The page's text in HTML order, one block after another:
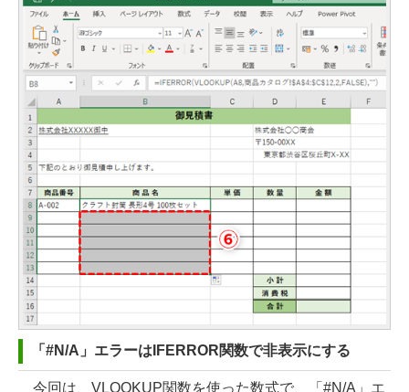
「#N/A」エラーはIFERROR関数で非表示にする
今回は、VLOOKUP関数を使った数式で、「#N/A」エ